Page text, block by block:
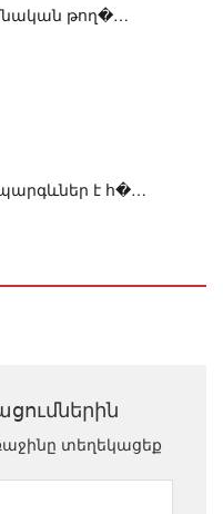
թող�…
է հ�…
տեղեկացեք